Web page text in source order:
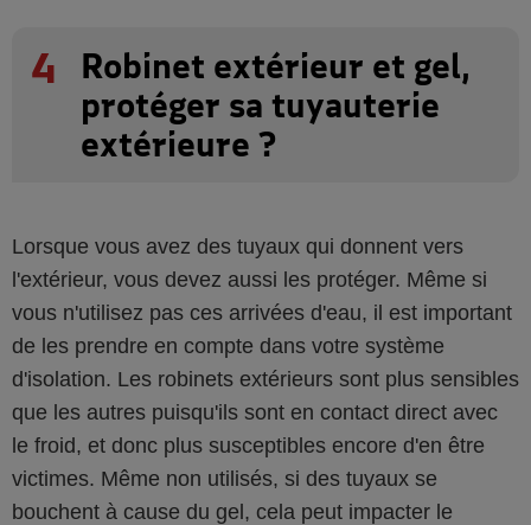
4
Robinet extérieur et gel,
protéger sa tuyauterie
extérieure ?
Lorsque vous avez des tuyaux qui donnent vers
l'extérieur, vous devez aussi les protéger. Même si
vous n'utilisez pas ces arrivées d'eau, il est important
de les prendre en compte dans votre système
d'isolation. Les robinets extérieurs sont plus sensibles
que les autres puisqu'ils sont en contact direct avec
le froid, et donc plus susceptibles encore d'en être
victimes. Même non utilisés, si des tuyaux se
bouchent à cause du gel, cela peut impacter le